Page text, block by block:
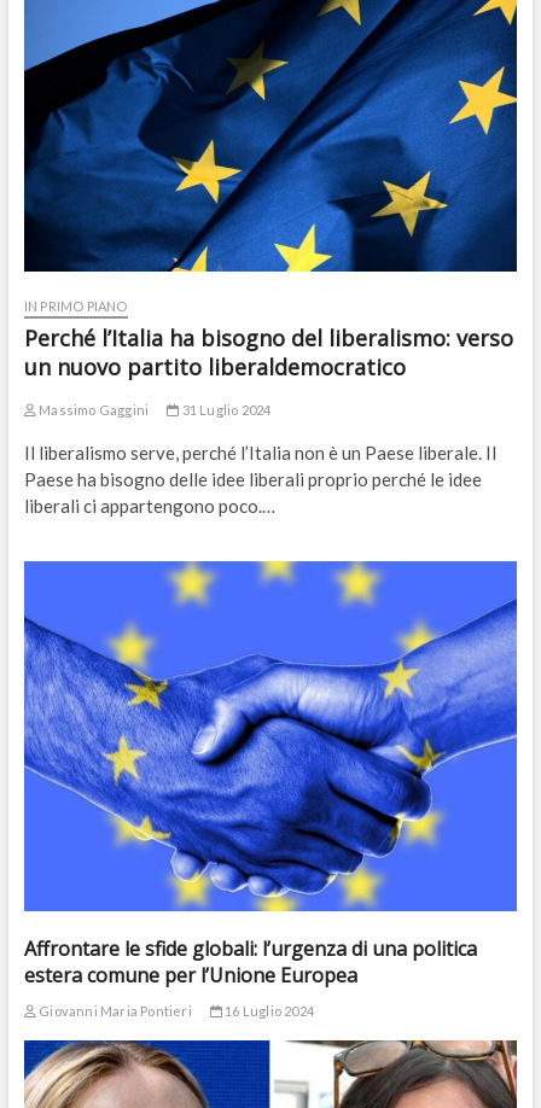
IN PRIMO PIANO
Perché l’Italia ha bisogno del liberalismo: verso
un nuovo partito liberaldemocratico
Massimo Gaggini 31 Luglio 2024
Il liberalismo serve, perché l’Italia non è un Paese liberale. Il
Paese ha bisogno delle idee liberali proprio perché le idee
liberali ci appartengono poco.…
Affrontare le sfide globali: l’urgenza di una politica
estera comune per l’Unione Europea
Giovanni Maria Pontieri 16 Luglio 2024